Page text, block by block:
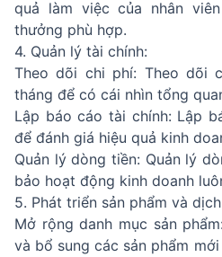
quả làm việc của nhân
thưởng phù hợp.
4. Quản lý tài chính:
Theo dõi chi phí: Theo dõi
tháng để có cái nhìn tổng
Lập báo cáo tài chính: Lập
để đánh giá hiệu quả kinh
Quản lý dòng tiền: Quản lý
bảo hoạt động kinh doanh
5. Phát triển sản phẩm và
Mở rộng danh mục sản
và bổ sung các sản phẩm